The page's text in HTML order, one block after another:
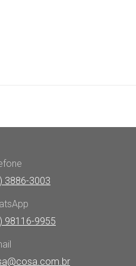
3886-3003
98116-9955